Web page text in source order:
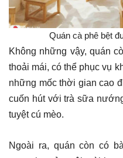
Quán cà phê bệt
Không những vậy, quán
thoải mái, có thể phục vụ
những mốc thời gian cao
cuốn hút với trà sữa
tuyệt cú mèo.
Ngoài ra, quán còn có